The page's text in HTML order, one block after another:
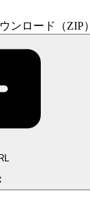
ンロード（ZIP）